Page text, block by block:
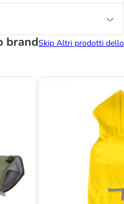
brandSkip Altri prodotti dello